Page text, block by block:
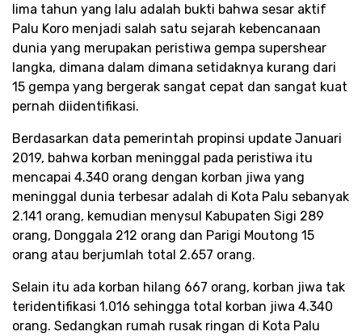
lima tahun yang lalu adalah bukti bahwa sesar aktif
Palu Koro menjadi salah satu sejarah kebencanaan
dunia yang merupakan peristiwa gempa supershear
langka, dimana dalam dimana setidaknya kurang dari
15 gempa yang bergerak sangat cepat dan sangat kuat
pernah diidentifikasi.
Berdasarkan data pemerintah propinsi update Januari
2019, bahwa korban meninggal pada peristiwa itu
mencapai 4.340 orang dengan korban jiwa yang
meninggal dunia terbesar adalah di Kota Palu sebanyak
2.141 orang, kemudian menysul Kabupaten Sigi 289
orang, Donggala 212 orang dan Parigi Moutong 15
orang atau berjumlah total 2.657 orang.
Selain itu ada korban hilang 667 orang, korban jiwa tak
teridentifikasi 1.016 sehingga total korban jiwa 4.340
orang. Sedangkan rumah rusak ringan di Kota Palu